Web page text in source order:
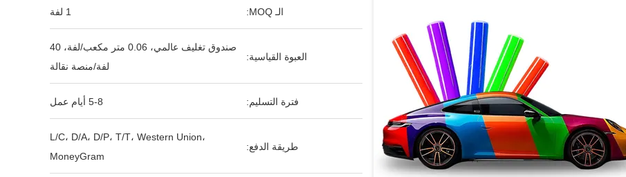
الـ MOQ: 1 لفة
العبوة القياسية:
صندوق تغليف عالمي، 0.06 متر مكعب/لفة، 40
لفة/منصة نقالة
فترة التسليم: 5-8 أيام عمل
طريقة الدفع:
L/C، D/A، D/P، T/T، Western Union،
MoneyGram